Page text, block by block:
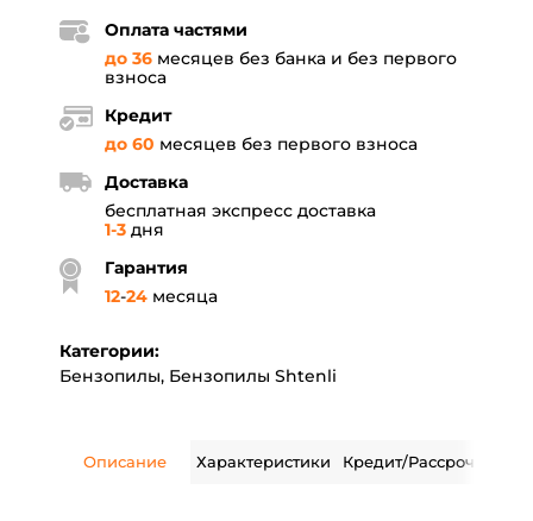
Оплата частями
до 36 месяцев без банка и без первого
взноса
Кредит
до 60 месяцев без первого взноса
Доставка
бесплатная экспресс доставка
1-3 дня
Гарантия
12-24 месяца
Категории:
Бензопилы, Бензопилы Shtenli
Описание Характеристики Кредит/Рассрочка